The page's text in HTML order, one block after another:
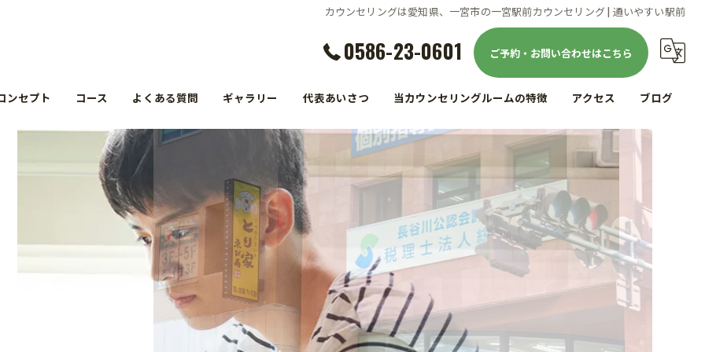
カウンセリングは愛知県、一宮市の一宮駅前カウンセリング | 通いやすい駅前
0586-23-0601 ご予約・お問い合わせはこちら
ンセプト コース よくある質問 ギャラリー 代表あいさつ 当カウンセリングルームの特徴
駅前
家族
精神疾患
メンタルヘルス
アクセス ブログ